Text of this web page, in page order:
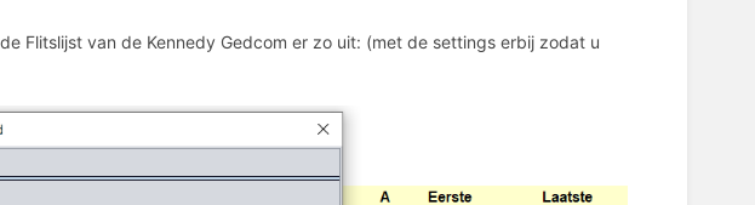
Flitslijst van de Kennedy Gedcom er zo uit: (met de settings erbij zodat u